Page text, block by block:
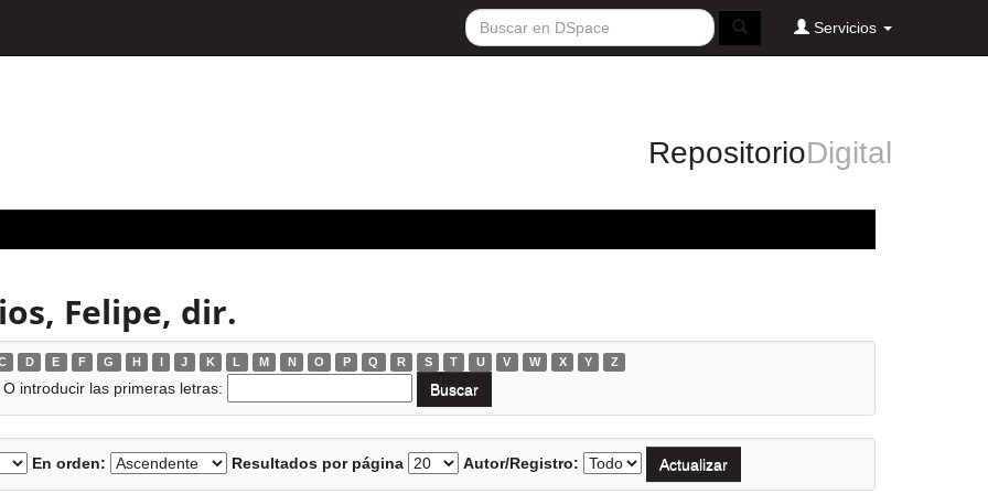
Servicios
RepositorioDigital
Felipe, dir.
D E F G H I J K L M N O P Q R S T U V W X Y Z
O introducir las primeras letras:
En orden: Resultados por página Autor/Registro: